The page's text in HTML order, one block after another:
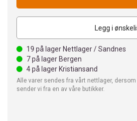
Legg i
19 på lager Nettlager / Sandnes
7på lager Bergen
4på lager Kristiansand
Alle varer sendes fra vårt nettlager,
sender vi fra en av våre butikker.